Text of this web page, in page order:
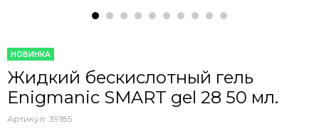
НОВИНКА
Жидкий бескислотный гель
Enigmanic SMART gel 28 50 мл.
Артикул: 39185